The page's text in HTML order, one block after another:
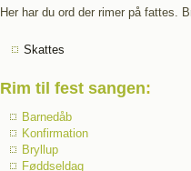
Her har du ord der rimer på fattes.
Skattes
Rim til fest sangen:
Barnedåb
Konfirmation
Bryllup
Føddseldag